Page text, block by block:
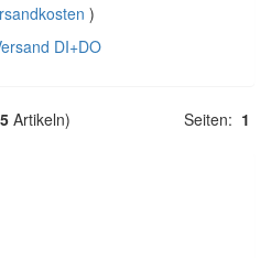
)
DI+DO
5 Artikeln) Seiten: 1